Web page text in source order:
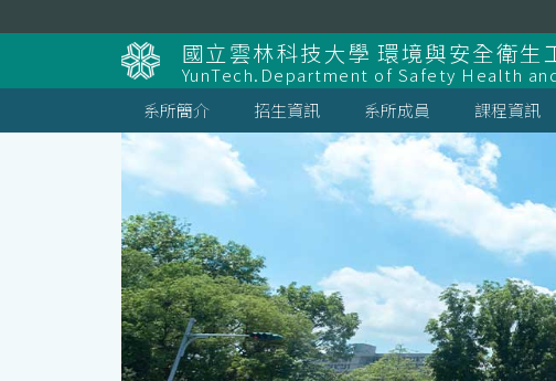
到
主
要
內
容
國立雲林科技大學 環境與安全衛生
YunTech.Department of Safety Health
系所簡介
招生資訊 系所成員 課程資訊